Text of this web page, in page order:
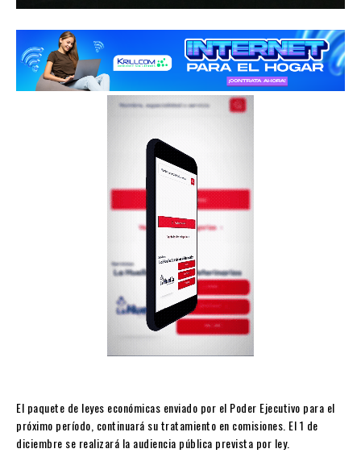
El paquete de leyes económicas enviado por el Poder Ejecutivo para el
próximo período, continuará su tratamiento en comisiones. El 1 de
diciembre se realizará la audiencia pública prevista por ley.